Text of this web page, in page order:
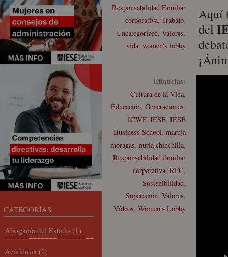
Responsabilidad Familiar
corporativa, Trabajo,
Uncategorized, Valores,
vida, women's lobby
Etiquetas:
Cultura de la Vida,
Educación, Generaciones,
ICWF, IESE, IESE
Business School, maruja
moragas, nuria chinchilla,
Responsabilidad familiar
corporativa, RFC,
Sostenibilidad,
Superación, Valores,
Vídeos, Women's Lobby
Aquí
del
CATEGORÍAS
Abogacía del Estado (1)
Academia (2)